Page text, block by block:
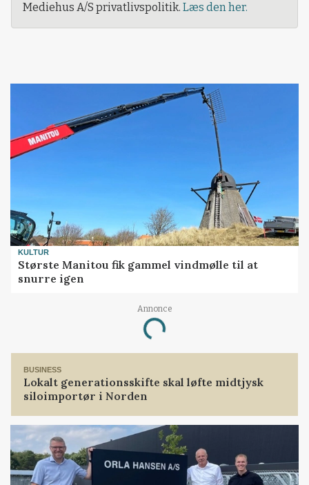
Mediehus A/S privatlivspolitik. Læs den her.
KULTUR
Største Manitou fik gammel vindmølle til at
snurre igen
Annonce
Loading...
BUSINESS
Lokalt generationsskifte skal løfte midtjysk
siloimportør i Norden